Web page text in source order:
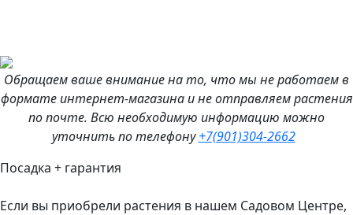
Обращаем ваше внимание на то, что мы не работаем в
формате интернет-магазина и не отправляем растения
по почте. Всю необходимую информацию можно
уточнить по телефону+7(901)304-2662
Посадка + гарантия
Если вы приобрели растения в нашем Садовом Центре,